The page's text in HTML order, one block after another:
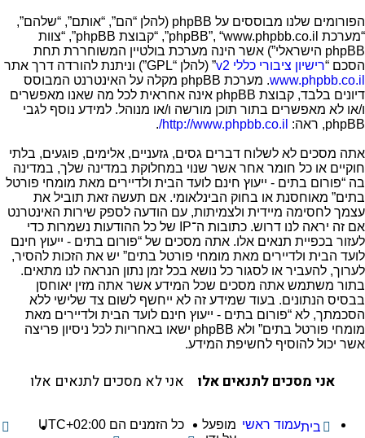
הפורומים שלנו מבוססים על phpBB (להלן “הם”, “אותם”, “שלהם”,
“מערכת phpBB”, “www.phpbb.co.il”, “קבוצת phpBB”, “צוות
phpBB הישראלי”) אשר הינה מערכת בולטיין המשוחררת תחת
הסכם “רישיון ציבורי כללי v2
” (להלן “GPL”) וניתנת להורדה דרך אתר
www.phpbb.co.il
. מערכת phpBB מקלה על האינטרנט המבוסס
דיונים בלבד, קבוצת phpBB אינה אחראית לכל מה שאנו מאפשרים
ו/או לא מאפשרים בתור תוכן מורשה ו/או מנוהל. למידע נוסף לגבי
phpBB, ראה:
http://www.phpbb.co.il/
.
אתה מסכים לא לשלוח דברים גסים, גזעניים, אלימים, פוגעים, בלתי
חוקיים או כל חומר אחר אשר שנוי במחלוקת במדינה שלך, במדינה
בה “פורום בתים - ייעוץ חינם לועד הבית ולדיירים מאת מומחי פורטל
בתים” מאוחסנת או בחוק הבינלאומי. אם תעשה זאת תוביל את
עצמך לחסימה מיידית ולצמיתות, עם הודעה לספק שירות האינטרנט
אם זה יראה לנו דרוש. כתובות ה־IP של כל ההודעות נשמרות כדי
לעזור בכפיית תנאים אלו. אתה מסכים של “פורום בתים - ייעוץ חינם
לועד הבית ולדיירים מאת מומחי פורטל בתים” יש את הזכות להסיר,
לערוך, להעביר או לסגור כל נושא בכל זמן נתון הנראה לנו מתאים.
בתור משתמש אתה מסכים שכל המידע אשר אתה מזין יאוחסן
בבסיס הנתונים. בעוד שמידע זה לא ייחשף לשום צד שלישי ללא
הסכמתך, לא “פורום בתים - ייעוץ חינם לועד הבית ולדיירים מאת
מומחי פורטל בתים” ולא phpBB ישאו באחריות לכל ניסיון פריצה
אשר יכול להוסיף לחשיפת המידע.
ביתעמוד ראשי כל הזמנים הם UTC+02:00
מופעל